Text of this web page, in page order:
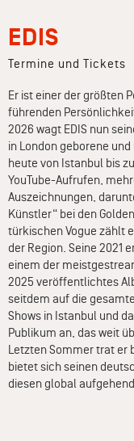
EDIS
Termine und Tickets
Er ist einer der größten
führenden
2026 wagt EDIS nun
in London geborene
heute von Istanbul bis
YouTube-Aufrufen,
Auszeichnungen,
Künstler“ bei den
türkischen Vogue zählt
der Region. Seine 2021
einem der
2025 veröffentlichtes
seitdem auf die
Shows in Istanbul und
Publikum an, das weit
Letzten Sommer trat er
bietet sich seinen
diesen global